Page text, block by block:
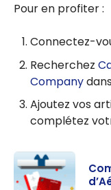
Pour en profiter :
Connectez-
Recherchez
Company
Ajoutez vos
complétez